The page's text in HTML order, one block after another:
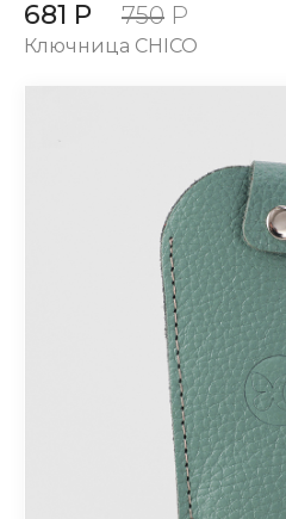
681 Р 750 Р
Ключница CHICO